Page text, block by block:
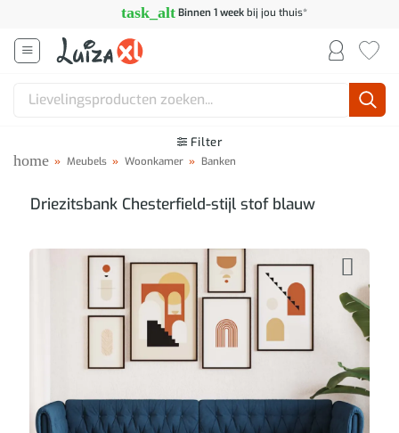
inhoud
task_alt Binnen 1 weekbij jou thuis*
Zoeken
Filter
home » Meubels » Woonkamer » Banken
Driezitsbank Chesterfield-stijl stof blauw